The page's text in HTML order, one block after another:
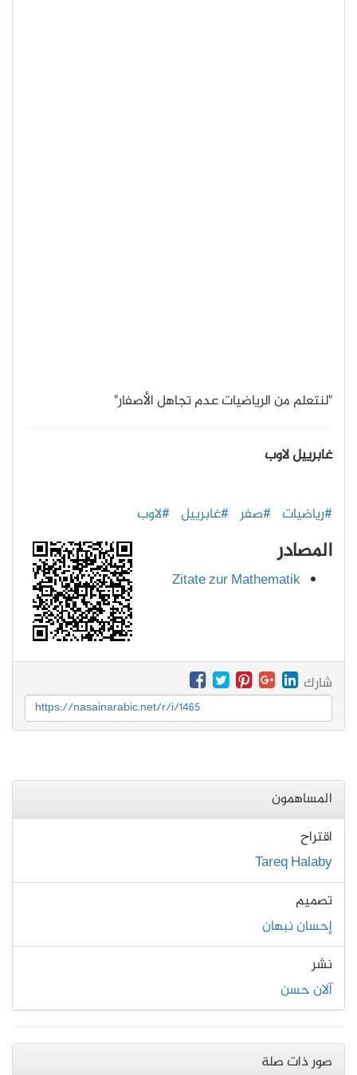
"لنتعلم من الرياضيات عدم تجاهل الأصفار"
غابرييل لاوب
#رياضيات #صفر #غابرييل #لاوب
المصادر
Zitate zur Mathematik
شارك
https://nasainarabic.net/r/i/1465
المساهمون
اقتراح
Tareq Halaby
تصميم
إحسان نبهان
نشر
آلان حسن
صور ذات صلة